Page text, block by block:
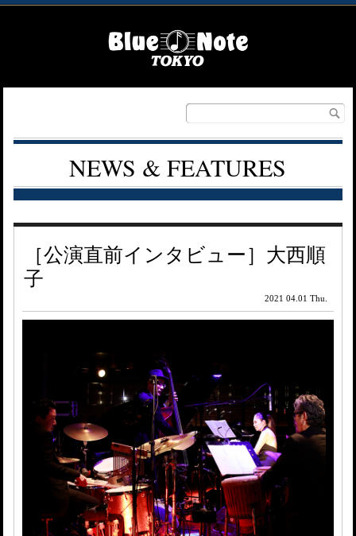
NEWS & FEATURES
［公演直前インタビュー］大西順
子
2021 04.01 Thu.